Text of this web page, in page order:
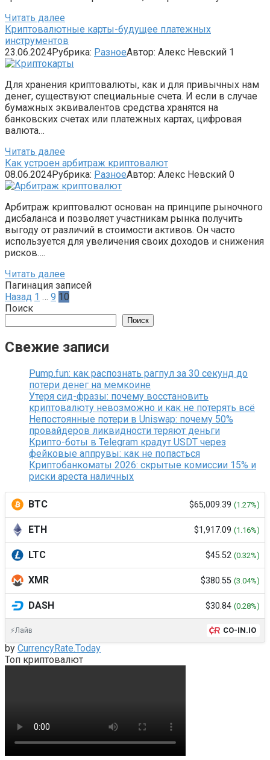
Читать далее
Криптовалютные карты-будущее платежных
инструментов
23.06.2024Рубрика: РазноеАвтор: Алекс Невский 1
Для хранения криптовалюты, как и для привычных нам
денег, существуют специальные счета. И если в случае
бумажных эквивалентов средства хранятся на
банковских счетах или платежных картах, цифровая
валюта…
Читать далее
Как устроен арбитраж криптовалют
08.06.2024Рубрика: РазноеАвтор: Алекс Невский 0
Арбитраж криптовалют основан на принципе рыночного
дисбаланса и позволяет участникам рынка получить
выгоду от различий в стоимости активов. Он часто
используется для увеличения своих доходов и снижения
рисков….
Читать далее
Пагинация записей
Назад 1 … 9 10
Поиск
Поиск
Свежие записи
Pump.fun: как распознать рагпул за 30 секунд до
потери денег на мемкоине
Утеря сид-фразы: почему восстановить
криптовалюту невозможно и как не потерять всё
Непостоянные потери в Uniswap: почему 50%
провайдеров ликвидности теряют деньги
Крипто-боты в Telegram крадут USDT через
фейковые аппрувы: как не попасться
Криптобанкоматы 2026: скрытые комиссии 15% и
риски ареста наличных
BTC $65,009.39 (1.27%)
ETH $1,917.09 (1.16%)
LTC $45.52 (0.32%)
XMR $380.55 (3.04%)
DASH $30.84 (0.28%)
⚡Лайв CO-IN.IO
by CurrencyRate.Today
Топ криптовалют